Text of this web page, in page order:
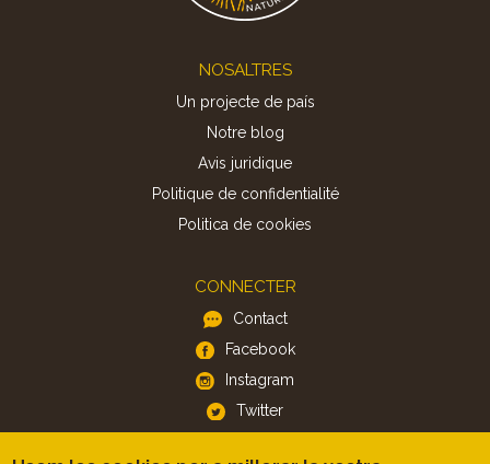
NOSALTRES
Un projecte de país
Notre blog
Avis juridique
Politique de confidentialité
Politica de cookies
CONNECTER
Contact
Facebook
Instagram
Twitter